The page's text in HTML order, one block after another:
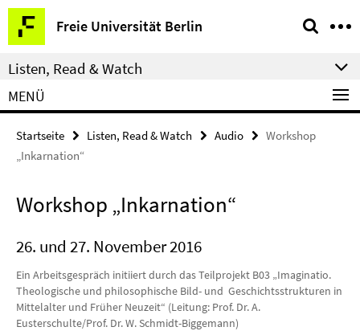
Springe
direkt
zu
Inhalt
Freie Universität Berlin
Service-
Navigation
Listen, Read & Watch
MENÜ
Startseite Listen, Read & Watch Audio
Workshop
„Inkarnation“
Workshop „Inkarnation“
26. und 27. November 2016
Ein Arbeitsgespräch initiiert durch das Teilprojekt B03 „Imaginatio.
Theologische und philosophische Bild- und Geschichtsstrukturen in
Mittelalter und Früher Neuzeit“ (Leitung: Prof. Dr. A.
Eusterschulte/Prof. Dr. W. Schmidt-Biggemann)